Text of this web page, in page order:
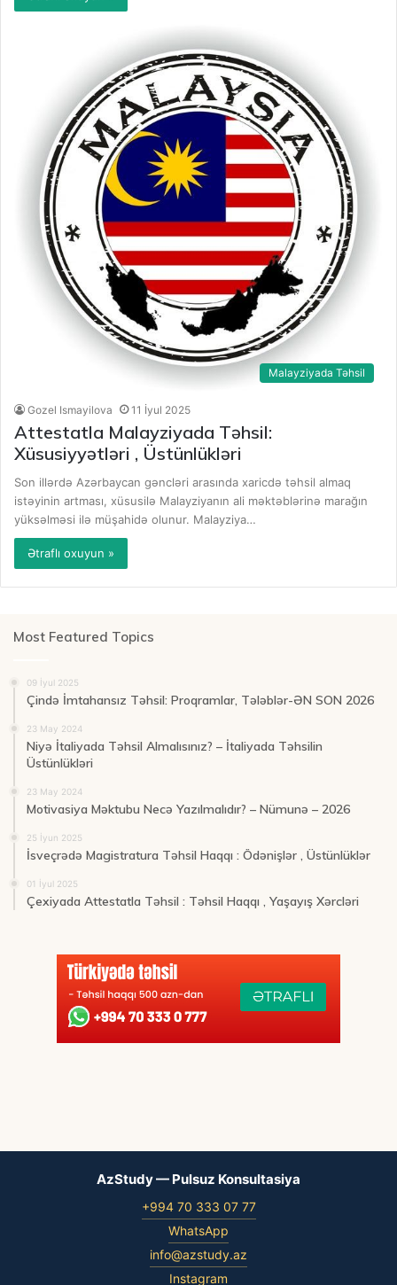
Malayziyada Təhsil
Gozel Ismayilova 11 İyul 2025
Attestatla Malayziyada Təhsil:
Xüsusiyyətləri , Üstünlükləri
Son illərdə Azərbaycan gəncləri arasında xaricdə təhsil almaq
istəyinin artması, xüsusilə Malayziyanın ali məktəblərinə marağın
yüksəlməsi ilə müşahidə olunur. Malayziya…
Ətraflı oxuyun »
Most Featured Topics
09 İyul 2025
Çində İmtahansız Təhsil: Proqramlar, Tələblər-ƏN SON 2026
23 May 2024
Niyə İtaliyada Təhsil Almalısınız? – İtaliyada Təhsilin
Üstünlükləri
23 May 2024
Motivasiya Məktubu Necə Yazılmalıdır? – Nümunə – 2026
25 İyun 2025
İsveçrədə Magistratura Təhsil Haqqı : Ödənişlər , Üstünlüklər
01 İyul 2025
Çexiyada Attestatla Təhsil : Təhsil Haqqı , Yaşayış Xərcləri
AzStudy — Pulsuz Konsultasiya
+994 70 333 07 77
WhatsApp
info@azstudy.az
Instagram